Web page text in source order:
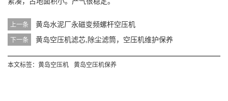
上一条 黄岛水泥厂永磁变频螺杆空压机
下一条 黄岛空压机滤芯,除尘滤筒，空压机维护保养
本文标签： 黄岛空压机 黄岛空压机保养